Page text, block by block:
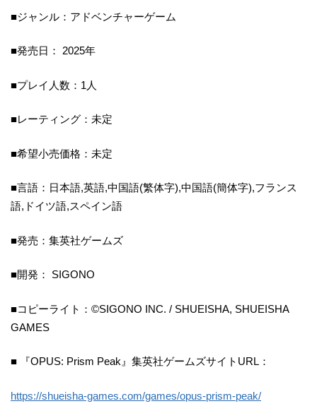
■ジャンル：アドベンチャーゲーム
■発売日： 2025年
■プレイ人数：1人
■レーティング：未定
■希望小売価格：未定
■言語：日本語,英語,中国語(繁体字),中国語(簡体字),フランス
語,ドイツ語,スペイン語
■発売：集英社ゲームズ
■開発： SIGONO
■コピーライト：©SIGONO INC. / SHUEISHA, SHUEISHA
GAMES
■ 『OPUS: Prism Peak』集英社ゲームズサイトURL：
https://shueisha-games.com/games/opus-prism-peak/